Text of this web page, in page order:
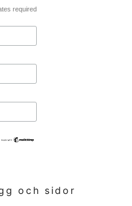
required
och sidor